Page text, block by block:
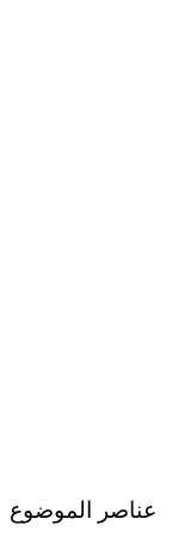
عناصر الموضوع